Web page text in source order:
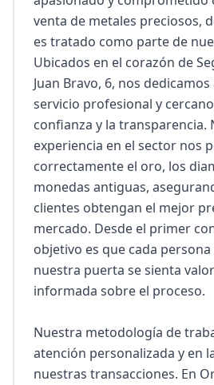
venta de metales preciosos,
es tratado como parte de
Ubicados en el corazón de
Juan Bravo, 6, nos
servicio profesional y
confianza y la transparencia.
experiencia en el sector nos
correctamente el oro, los
monedas antiguas,
clientes obtengan el mejor
mercado. Desde el primer
objetivo es que cada
nuestra puerta se sienta
informada sobre el proceso.
Nuestra metodología de
atención personalizada y en
nuestras transacciones. En